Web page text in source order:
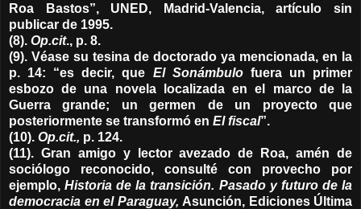
Roa Bastos”, UNED, Madrid-Valencia, artículo sin
publicar de 1995.
(8). Op.cit., p. 8.
(9). Véase su tesina de doctorado ya mencionada, en la
p. 14: “es decir, que El Sonámbulofuera un primer
esbozo de una novela localizada en el marco de la
Guerra grande; un germen de un proyecto que
posteriormente se transformó en El fiscal”.
(10). Op.cit., p. 124.
(11). Gran amigo y lector avezado de Roa, amén de
sociólogo reconocido, consulté con provecho por
ejemplo,Historia de la transición. Pasado y futuro de la
democracia en el Paraguay, Asunción, Ediciones Última